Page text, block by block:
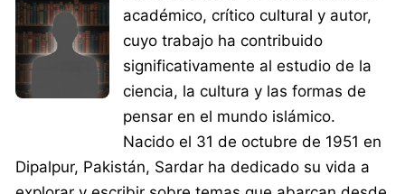
académico, crítico cultural y autor,
cuyo trabajo ha contribuido
significativamente al estudio de la
ciencia, la cultura y las formas de
pensar en el mundo islámico.
Nacido el 31 de octubre de 1951 en
Dipalpur, Pakistán, Sardar ha dedicado su vida a